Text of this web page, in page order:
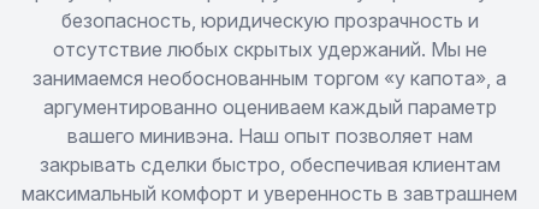
безопасность, юридическую прозрачность и
отсутствие любых скрытых удержаний. Мы не
занимаемся необоснованным торгом «у капота», а
аргументированно оцениваем каждый параметр
вашего минивэна. Наш опыт позволяет нам
закрывать сделки быстро, обеспечивая клиентам
максимальный комфорт и уверенность в завтрашнем